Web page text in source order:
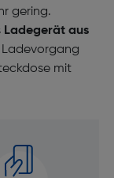
gering.
Ladegerät aus
Ladevorgang
mit